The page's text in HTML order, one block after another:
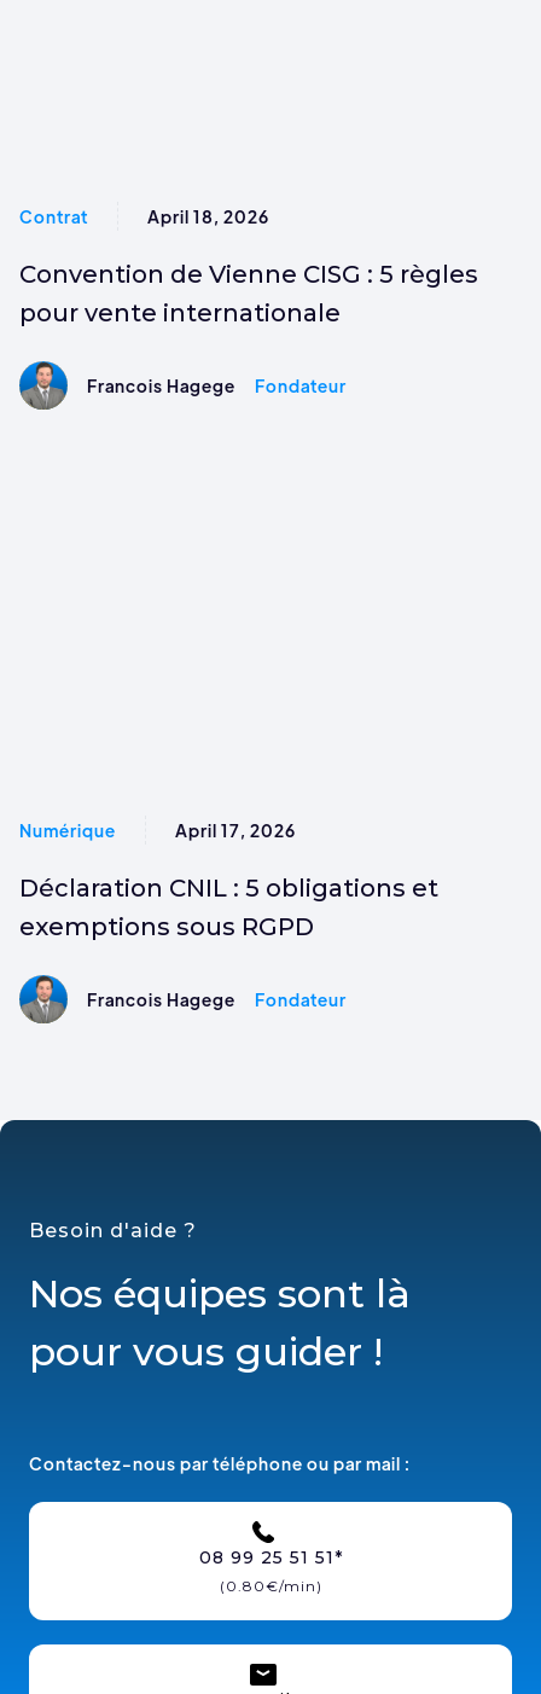
Contrat April 18, 2026
Convention de Vienne CISG : 5 règles
pour vente internationale
Francois Hagege Fondateur
Numérique April 17, 2026
Déclaration CNIL : 5 obligations et
exemptions sous RGPD
Francois Hagege Fondateur
Besoin d'aide ?
Nos équipes sont là
pour vous guider !
Contactez-nous par téléphone ou par mail :
08 99 25 51 51*
(0.80€/min)